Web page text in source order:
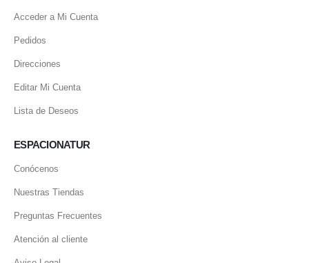
Acceder a Mi Cuenta
Pedidos
Direcciones
Editar Mi Cuenta
Lista de Deseos
ESPACIONATUR
Conócenos
Nuestras Tiendas
Preguntas Frecuentes
Atención al cliente